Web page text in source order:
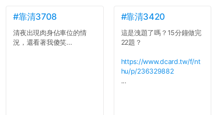
長作弊的風氣。
反正老人我明天就要搬離新
竹，之後如何發展與我無
吧XD，祝學弟妹們修課順利
~~...
#靠清3708
清夜出現肉身佔車位的情
況，還看著我傻笑...
#靠清3420
這是洩題了嗎？15分鐘做完
22題？
https://www.dcard.tw/f/nt
hu/p/236329882
...